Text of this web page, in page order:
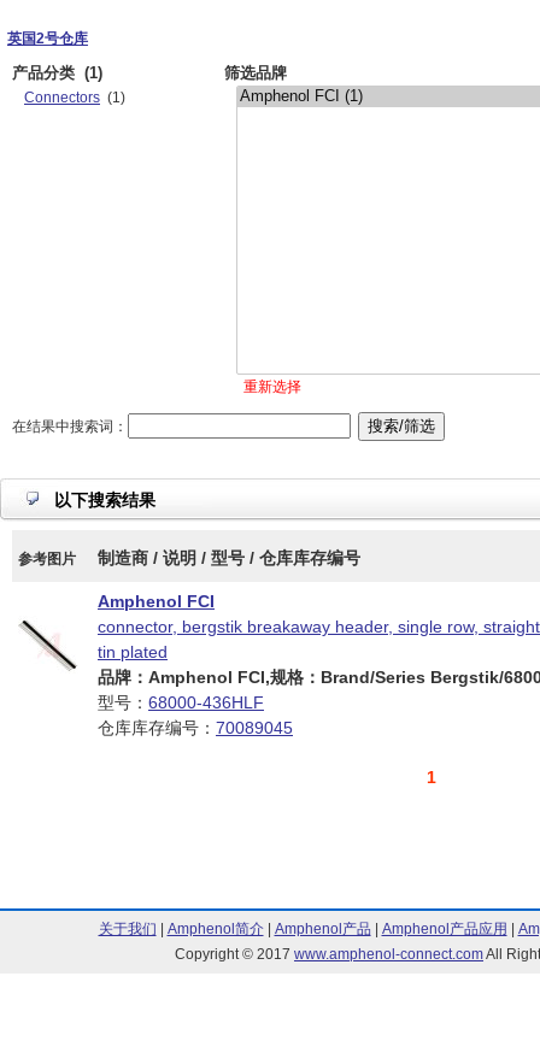
英国2号仓库
产品分类 (1)
Connectors (1)
筛选品牌
重新选择
在结果中搜索词：
以下搜索结果
参考图片 制造商 / 说明 / 型号 / 仓库库存编号
Amphenol FCI
connector, bergstik breakaway header, single row,
tin plated
品牌：Amphenol FCI,规格：Brand/Series Bergstik/
型号： 68000-436HLF
仓库库存编号： 70089045
1
关于我们 Amphenol简介| Amphenol产品 Amphenol产品应用
Copyright © 2017 www.amphenol-connect.comAll